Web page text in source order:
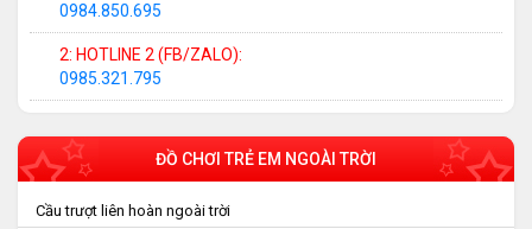
0984.850.695
2: HOTLINE 2 (FB/ZALO):
0985.321.795
ĐỒ CHƠI TRẺ EM NGOÀI TRỜI
Cầu trượt liên hoàn ngoài trời